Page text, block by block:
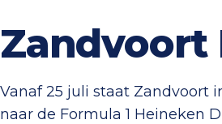
Zandvoort
Vanaf 25 juli staat Zandvoort
naar de Formula 1 Heineken